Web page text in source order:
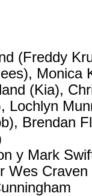
(Freddy
Monica
(Kia),
Lochlyn
Brendan
y Mark
Wes